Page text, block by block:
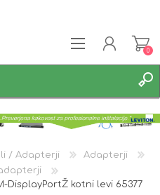
0
/ Adapterji
Adapterji
DisplayPortŽ kotni levi 65377